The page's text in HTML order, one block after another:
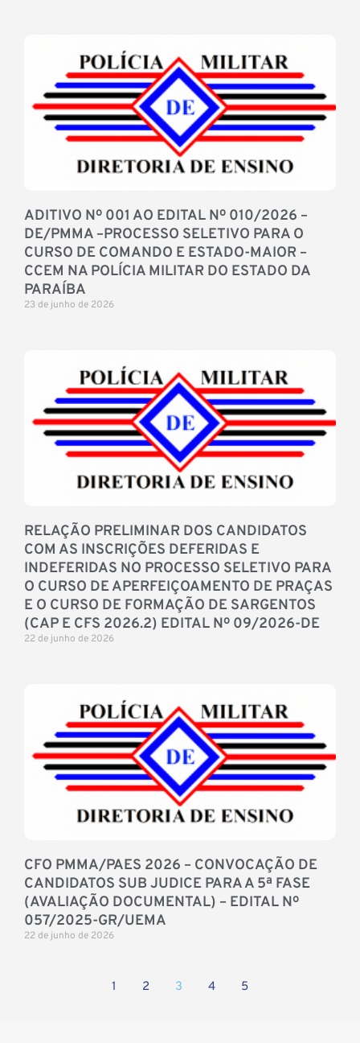
ADITIVO Nº 001 AO EDITAL Nº 010/2026 –
DE/PMMA –PROCESSO SELETIVO PARA O
CURSO DE COMANDO E ESTADO-MAIOR –
CCEM NA POLÍCIA MILITAR DO ESTADO DA
PARAÍBA
23 de junho de 2026
RELAÇÃO PRELIMINAR DOS CANDIDATOS
COM AS INSCRIÇÕES DEFERIDAS E
INDEFERIDAS NO PROCESSO SELETIVO PARA
O CURSO DE APERFEIÇOAMENTO DE PRAÇAS
E O CURSO DE FORMAÇÃO DE SARGENTOS
(CAP E CFS 2026.2) EDITAL Nº 09/2026-DE
22 de junho de 2026
CFO PMMA/PAES 2026 – CONVOCAÇÃO DE
CANDIDATOS SUB JUDICE PARA A 5ª FASE
(AVALIAÇÃO DOCUMENTAL) – EDITAL Nº
057/2025-GR/UEMA
22 de junho de 2026
1 2 3 4 5